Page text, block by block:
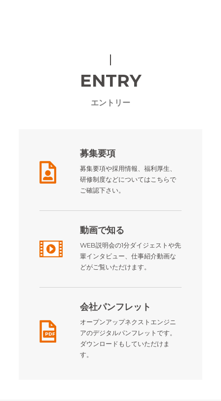
ENTRY
エントリー
募集要項
募集要項や採用情報、福利厚生、
研修制度などについてはこちらで
ご確認下さい。
動画で知る
WEB説明会の1分ダイジェストや先
輩インタビュー、仕事紹介動画な
どがご覧いただけます。
会社パンフレット
オープンアップネクストエンジニ
アのデジタルパンフレットです。
ダウンロードもしていただけま
す。